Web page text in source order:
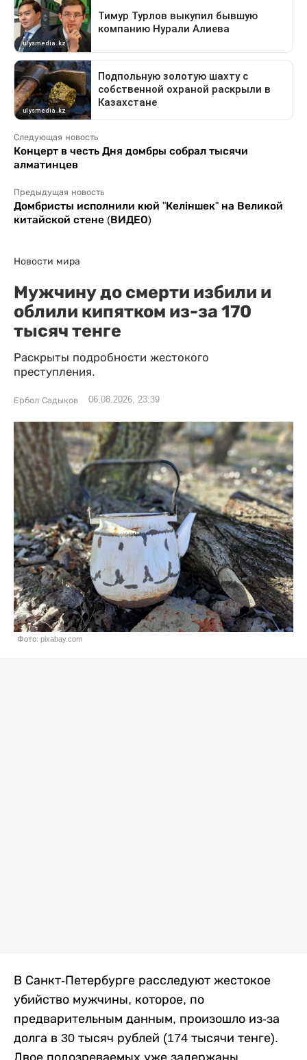
Следующая новость
Концерт в честь Дня домбры собрал тысячи
алматинцев
Предыдущая новость
Домбристы исполнили кюй "Келіншек" на Великой
китайской стене (ВИДЕО)
Новости мира
Мужчину до смерти избили и
облили кипятком из-за 170
тысяч тенге
Раскрыты подробности жестокого
преступления.
Ербол Садыков 06.08.2026, 23:39
Фото: pixabay.com
В Санкт-Петербурге расследуют жестокое
убийство мужчины, которое, по
предварительным данным, произошло из-за
долга в 30 тысяч рублей (174 тысячи тенге).
Двое подозреваемых уже задержаны,